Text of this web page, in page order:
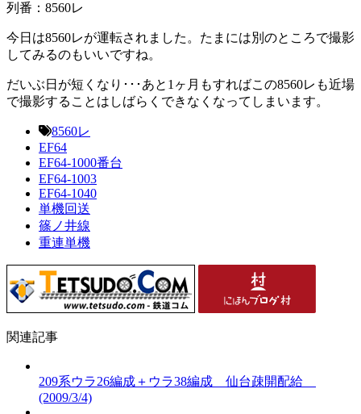
列番：8560レ
今日は8560レが運転されました。たまには別のところで撮影
してみるのもいいですね。
だいぶ日が短くなり･･･あと1ヶ月もすればこの8560レも近場
で撮影することはしばらくできなくなってしまいます。
8560レ
EF64
EF64-1000番台
EF64-1003
EF64-1040
単機回送
篠ノ井線
重連単機
関連記事
209系ウラ26編成＋ウラ38編成 仙台疎開配給
(2009/3/4)